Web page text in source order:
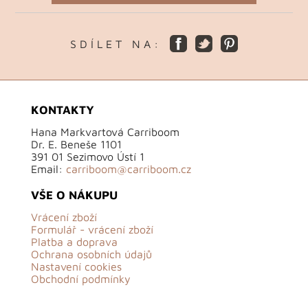
S D Í L E T N A :
KONTAKTY
Hana Markvartová Carriboom
Dr. E. Beneše 1101
391 01 Sezimovo Ústí 1
Email: carriboom@carriboom.cz
VŠE O NÁKUPU
Vrácení zboží
Formulář - vrácení zboží
Platba a doprava
Ochrana osobních údajů
Nastavení cookies
Obchodní podmínky